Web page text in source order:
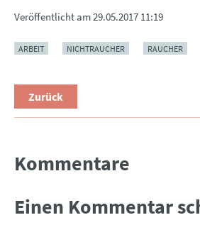
Veröffentlicht am29.05.2017 11:19
ARBEIT NICHTRAUCHER RAUCHER
Zurück
Kommentare
Einen Kommentar